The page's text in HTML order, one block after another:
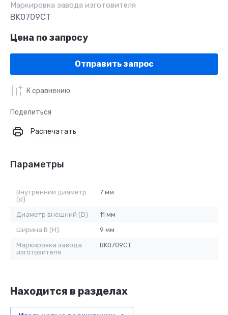
Маркировка завода изготовителя
BK0709CT
Цена по запросу
Отправить запрос
К сравнению
Поделиться
Распечатать
Параметры
Внутренний диаметр
(d)
7 мм
Диаметр внешний (D)
11 мм
Ширина B (H)
9 мм
Маркировка завода
изготовителя
BK0709CT
Находится в разделах